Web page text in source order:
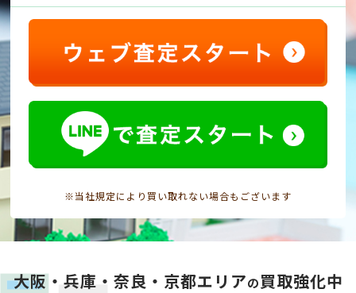
※当社規定により買い取れない場合もございます
大阪・兵庫・奈良・京都エリアの買取強化中